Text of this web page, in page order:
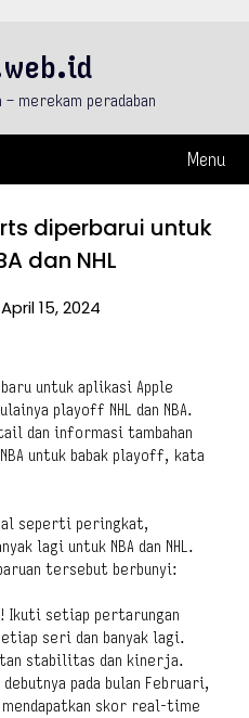
merekam peradaban
Menu
diperbarui untuk
dan NHL
15, 2024
untuk aplikasi Apple
playoff NHL dan NBA.
dan informasi tambahan
untuk babak playoff, kata
seperti peringkat,
lagi untuk NBA dan NHL.
tersebut berbunyi:
Ikuti setiap pertarungan
seri dan banyak lagi.
stabilitas dan kinerja.
pada bulan Februari,
skor real-time